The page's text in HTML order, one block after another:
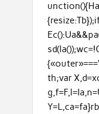
th;var